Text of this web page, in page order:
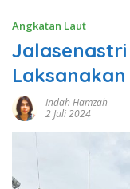
Angkatan Laut
Indah Hamzah
2 Juli 2024